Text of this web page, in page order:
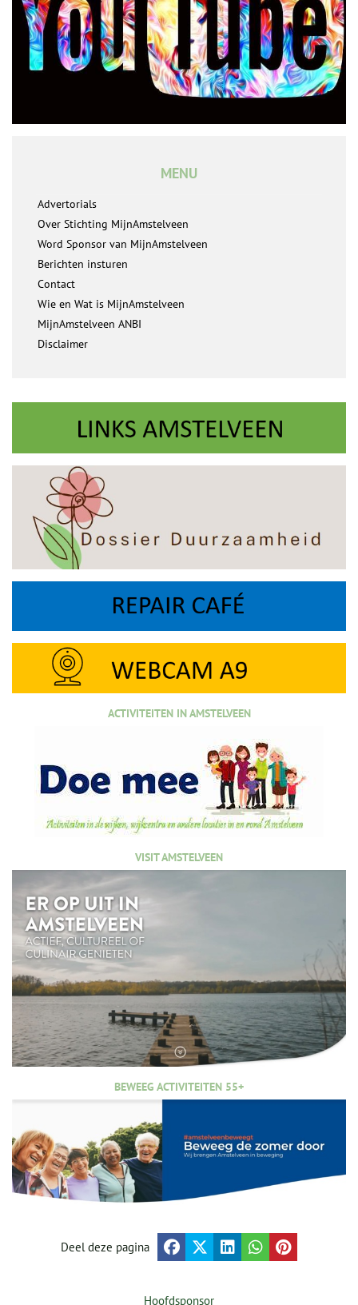
MENU
Advertorials
Over Stichting MijnAmstelveen
Word Sponsor van MijnAmstelveen
Berichten insturen
Contact
Wie en Wat is MijnAmstelveen
MijnAmstelveen ANBI
Disclaimer
ACTIVITEITEN IN AMSTELVEEN
VISIT AMSTELVEEN
BEWEEG ACTIVITEITEN 55+
Deel deze pagina
Hoofdsponsor